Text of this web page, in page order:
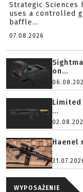
Strategic Sciences
uses a controlled
baffle...
07.08.2026
on...
Limited
...
Haenel
WYPOSAŻENIE